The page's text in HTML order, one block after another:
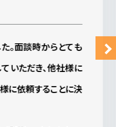
の気持を考えて下さ
がたかったです。
してもらい安心して
送ってもらえるの